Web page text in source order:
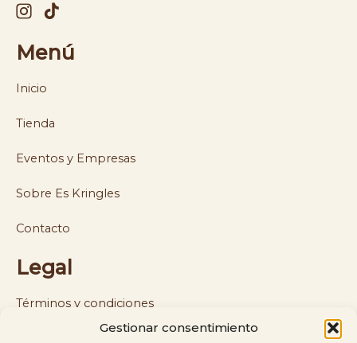
Gestionar consentimiento
Menú
Inicio
Tienda
Eventos y Empresas
Sobre Es Kringles
Contacto
Legal
Términos y condiciones